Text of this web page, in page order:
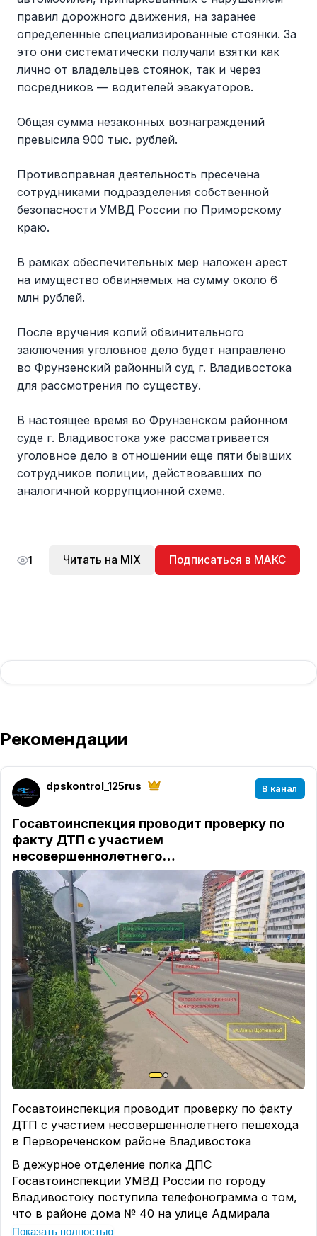
правил дорожного движения, на заранее
определенные специализированные стоянки. За
это они систематически получали взятки как
лично от владельцев стоянок, так и через
посредников — водителей эвакуаторов.
Общая сумма незаконных вознаграждений
превысила 900 тыс. рублей.
Противоправная деятельность пресечена
сотрудниками подразделения собственной
безопасности УМВД России по Приморскому
краю.
В рамках обеспечительных мер наложен арест
на имущество обвиняемых на сумму около 6
млн рублей.
После вручения копий обвинительного
заключения уголовное дело будет направлено
во Фрунзенский районный суд г. Владивостока
для рассмотрения по существу.
В настоящее время во Фрунзенском районном
суде г. Владивостока уже рассматривается
уголовное дело в отношении еще пяти бывших
сотрудников полиции, действовавших по
аналогичной коррупционной схеме.
1 Читать на MIX Подписаться в МАКС
Рекомендации
dpskontrol_125rus В канал
Госавтоинспекция проводит проверку по
факту ДТП с участием
несовершеннолетнего…
Госавтоинспекция проводит проверку по факту
ДТП с участием несовершеннолетнего пешехода
в Первореченском районе Владивостока
В дежурное отделение полка ДПС
Госавтоинспекции УМВД России по городу
Владивостоку поступила телефонограмма о том,
что в районе дома № 40 на улице Адмирала
Горшкова произошел наезд на пешеходов.
Показать полностью